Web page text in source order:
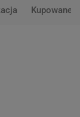
Kupowane